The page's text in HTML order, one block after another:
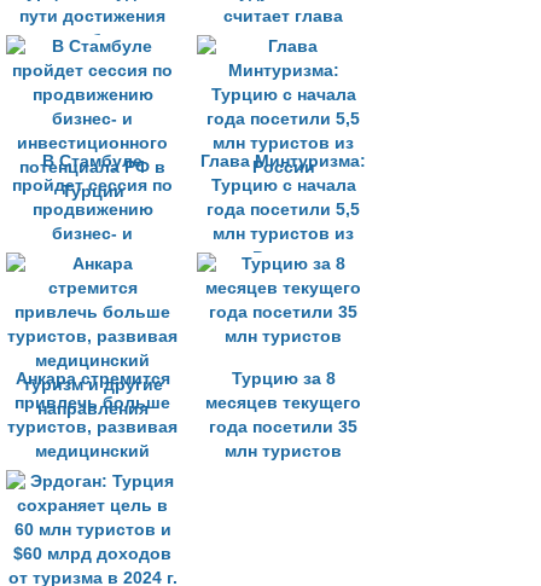
пути достижения
товарооборота в
$100 млрд
считает глава
турецко-
российского
делового совета
В Стамбуле
пройдет сессия по
продвижению
бизнес- и
инвестиционного
потенциала РФ в
Турции
Глава Минтуризма:
Турцию с начала
года посетили 5,5
млн туристов из
России
Анкара стремится
привлечь больше
туристов, развивая
медицинский
туризм и другие
направления
Турцию за 8
месяцев текущего
года посетили 35
млн туристов